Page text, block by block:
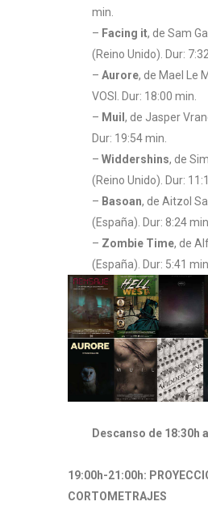
min.
– Facing it, de Sam
(Reino Unido). Dur:
– Aurore, de Mael Le
VOSI. Dur: 18:00 min.
– Muil , de Jasper
Dur: 19:54 min.
– Widdershins, de
(Reino Unido). Dur:
– Basoan, de Aitzol
(España). Dur: 8:24 min.
– Zombie Time, de
(España). Dur: 5:41 min.
Descanso de 18:30h
19:00h-21:00h:
CORTOMETRAJES